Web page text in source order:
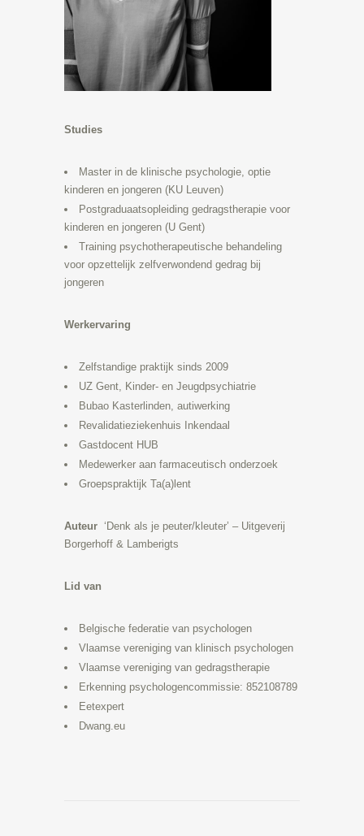
Studies
Master in de klinische psychologie, optie
kinderen en jongeren (KU Leuven)
Postgraduaatsopleiding gedragstherapie voor
kinderen en jongeren (U Gent)
Training psychotherapeutische behandeling
voor opzettelijk zelfverwondend gedrag bij
jongeren
Werkervaring
Zelfstandige praktijk sinds 2009
UZ Gent, Kinder- en Jeugdpsychiatrie
Bubao Kasterlinden, autiwerking
Revalidatieziekenhuis Inkendaal
Gastdocent HUB
Medewerker aan farmaceutisch onderzoek
Groepspraktijk Ta(a)lent
Auteur ‘Denk als je peuter/kleuter’ – Uitgeverij
Borgerhoff & Lamberigts
Lid van
Belgische federatie van psychologen
Vlaamse vereniging van klinisch psychologen
Vlaamse vereniging van gedragstherapie
Erkenning psychologencommissie: 852108789
Eetexpert
Dwang.eu